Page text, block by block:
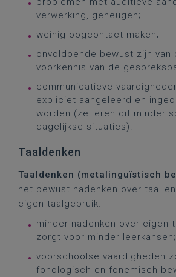
verwerking, geheugen;
weinig oogcontact maken;
onvoldoende bewust zijn van
voorkennis van de
communicatieve
expliciet aangeleerd en
worden (ze leren dit minder
dagelijkse situaties).
Taaldenken
Taaldenken (metalinguïstisch
het bewust nadenken over taal
eigen taalgebruik.
minder nadenken over eigen
zorgt voor minder leerkansen;
voorschoolse vaardigheden
fonologisch en fonemisch